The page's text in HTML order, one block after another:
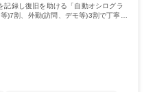
録し復旧を助ける「自動オシログラ
)7割、外勤(訪問、デモ等)3割で丁寧な